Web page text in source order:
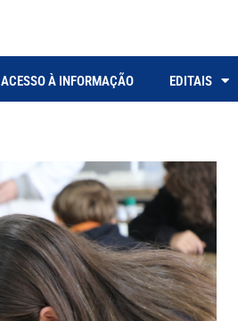
ACESSO À INFORMAÇÃO EDITAIS